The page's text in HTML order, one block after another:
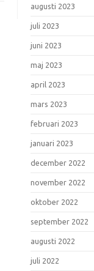
augusti 2023
juli 2023
juni 2023
maj 2023
april 2023
mars 2023
februari 2023
januari 2023
december 2022
november 2022
oktober 2022
september 2022
augusti 2022
juli 2022